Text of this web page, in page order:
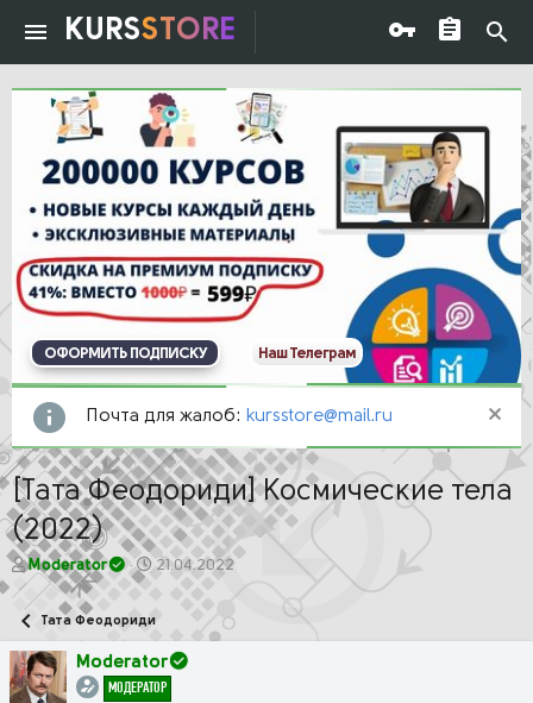
KURSSTORE
ОФОРМИТЬ ПОДПИСКУ Наш Телеграм
Почта для жалоб: kursstore@mail.ru
[Тата Феодориди] Космические тела
(2022)
А
т
о
р
т
е
Moderator
Д
а
а
ч
21.04.2022
Тата Феодориди
Moderator
МОДЕРАТОР